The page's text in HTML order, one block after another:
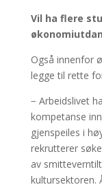
Vil ha flere
Også innenfor
legge til rette
− Arbeidslivet
kompetanse
gjenspeiles i
rekrutterer
av
kultursektoren.